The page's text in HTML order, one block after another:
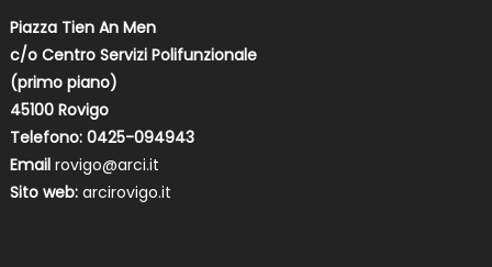
Piazza Tien An Men
c/o Centro Servizi Polifunzionale
(primo piano)
45100 Rovigo
Telefono: 0425-094943
Email rovigo@arci.it
Sito web: arcirovigo.it